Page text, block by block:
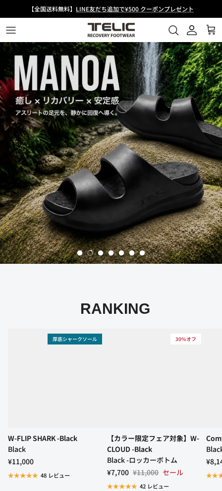
ン
テ
ツ
ス
キ
ッ
プ
【全国送料無料】 LINE友だち追加で¥500 クーポンプレゼント
トング
スライド
バックル
スポーツサンダル
サボ
すべてのリカバリーサンダル
シューズ
サボ
ブーツ
すべてのリカバリーシューズ
W-FLIP SHARK
W-CLOUD
W-BUCKLE2
FLIPFLOP
ALLROADS-S4
ALLROADS-KONA
ANKLE STRAP
Comfy Sabot
Z-STRAP
About Us
ニュース
メディア掲載
TELIC × 中村克
TELICアスリート
TEAM SUPPORT SURVICE
唯一無二の厚底シャークソール
W-FLIP SHARK
FLIPFLOP
ULTRASOFT
W-BUCKLE2
RANKING
厚底シャークソール
W-FLIP SHARK -Black
Black
¥11,000
48 レビュー
30%オフ
【カラー限定フェア対象】W-
CLOUD -Black
Black -ロッカーボトム
¥7,700 ¥11,000 セール
42 レビュー